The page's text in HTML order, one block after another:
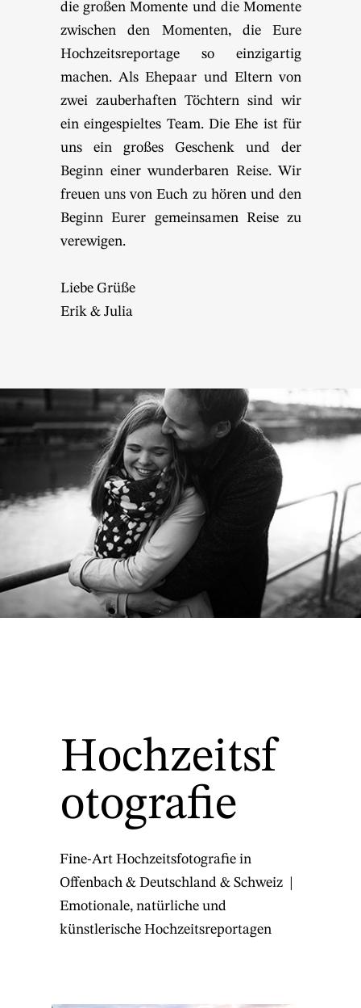
die großen Momente und die Momente
zwischen den Momenten, die Eure
Hochzeitsreportage so einzigartig
machen. Als Ehepaar und Eltern von
zwei zauberhaften Töchtern sind wir
ein eingespieltes Team. Die Ehe ist für
uns ein großes Geschenk und der
Beginn einer wunderbaren Reise. Wir
freuen uns von Euch zu hören und den
Beginn Eurer gemeinsamen Reise zu
verewigen.
Liebe Grüße
Erik & Julia
Hochzeitsf
otografie
Fine-Art Hochzeitsfotografie in
Offenbach & Deutschland & Schweiz |
Emotionale, natürliche und
künstlerische Hochzeitsreportagen